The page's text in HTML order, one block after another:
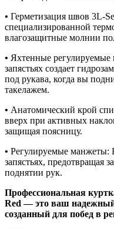
• Герметизация швов 3L-
специализированной
влагозащитные молнии
• Яхтенные
запястьях создает
под рукава, когда вы
такелажем.
• Анатомический крой
вверх при активных
защищая поясницу.
• Регулируемые манжеты:
запястьях, предотвращая
поднятии рук.
Профессиональная
Red — это ваш
созданный для побед в